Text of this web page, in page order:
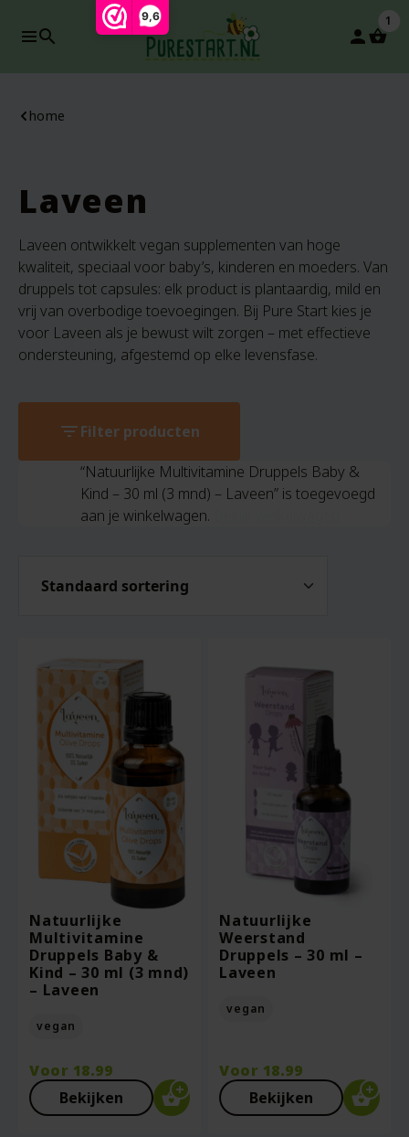
9,6
search person
1
home
Laveen
Laveen ontwikkelt vegan supplementen van hoge
kwaliteit, speciaal voor baby’s, kinderen en moeders. Van
druppels tot capsules: elk product is plantaardig, mild en
vrij van overbodige toevoegingen. Bij Pure Start kies je
voor Laveen als je bewust wilt zorgen – met effectieve
ondersteuning, afgestemd op elke levensfase.
filter_listFilter producten
“Natuurlijke Multivitamine Druppels Baby &
Kind – 30 ml (3 mnd) – Laveen” is toegevoegd
aan je winkelwagen.
Natuurlijke
Multivitamine
Druppels Baby &
Kind – 30 ml (3 mnd)
– Laveen
vegan
Voor 18.99
Bekijken
Natuurlijke
Weerstand
Druppels – 30 ml –
Laveen
vegan
Voor 18.99
Bekijken